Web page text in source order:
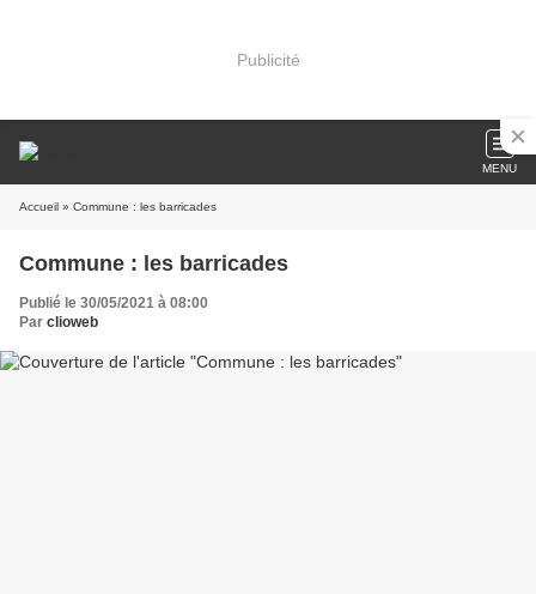
Publicité
MENU
Accueil » Commune : les barricades
Commune : les barricades
Publié le 30/05/2021 à 08:00
Par clioweb